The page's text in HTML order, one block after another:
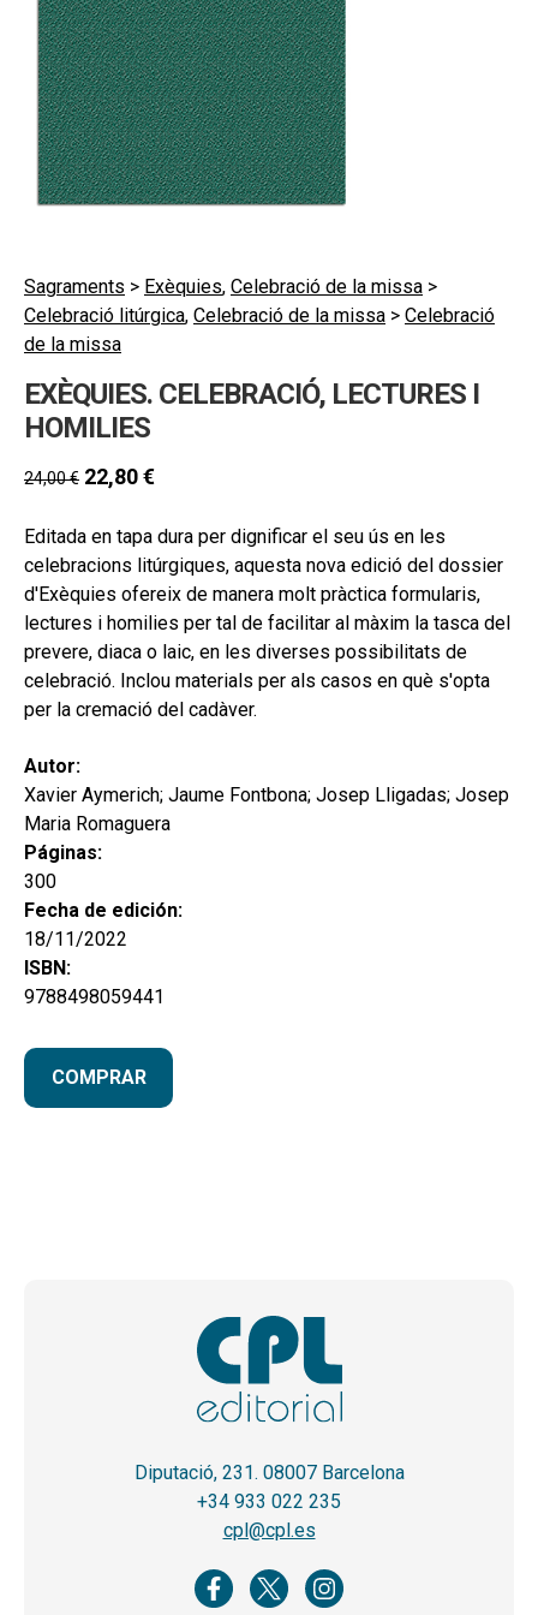
MI CUENTA
BUSCAR
CAT
ESP
Sagraments > Exèquies, Celebració de la missa >
Celebració litúrgica, Celebració de la missa > Celebració
de la missa
EXÈQUIES. CELEBRACIÓ, LECTURES I
HOMILIES
24,00€ 22,80€
Editada en tapa dura per dignificar el seu ús en les
celebracions litúrgiques, aquesta nova edició del dossier
d'Exèquies ofereix de manera molt pràctica formularis,
lectures i homilies per tal de facilitar al màxim la tasca del
prevere, diaca o laic, en les diverses possibilitats de
celebració. Inclou materials per als casos en què s'opta
per la cremació del cadàver.
Autor:
Xavier Aymerich; Jaume Fontbona; Josep Lligadas; Josep
Maria Romaguera
Páginas:
300
Fecha de edición:
18/11/2022
ISBN:
9788498059441
COMPRAR
Diputació, 231. 08007 Barcelona
+34 933 022 235
cpl@cpl.es